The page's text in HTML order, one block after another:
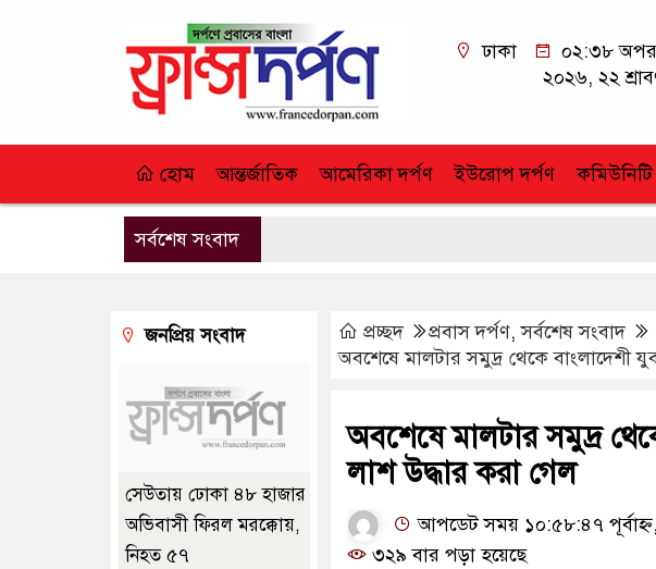
ঢাকা
০২:৩৮
২০২৬, ২২
হোম আন্তর্জাতিক আমেরিকা দর্পণ ইউরোপ দর্পণ
সর্বশেষ সংবাদ
প্রচ্ছদ প্রবাস দর্পণ,সর্বশেষ সংবাদ
অবশেষে মালটার সমুদ্র থেকে বাংলাদেশী
অবশেষে মালটার সমুদ্র
লাশ উদ্ধার করা গেল
আপডেট সময় ১০:৫৮:৪৭
৩২৯ বার পড়া হয়েছে
জনপ্রিয় সংবাদ
সেউতায় ঢোকা ৪৮ হাজার
অভিবাসী ফিরল মরক্কোয়,
নিহত ৫৭